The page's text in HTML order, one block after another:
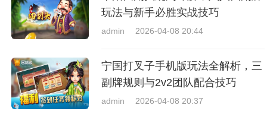
玩法与新手必胜实战技巧
admin 2026-04-08 20:44
宁国打叉子手机版玩法全解析，三
副牌规则与2v2团队配合技巧
admin 2026-04-08 20:37